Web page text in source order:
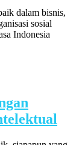
dalam bisnis,
sosial
Indonesia